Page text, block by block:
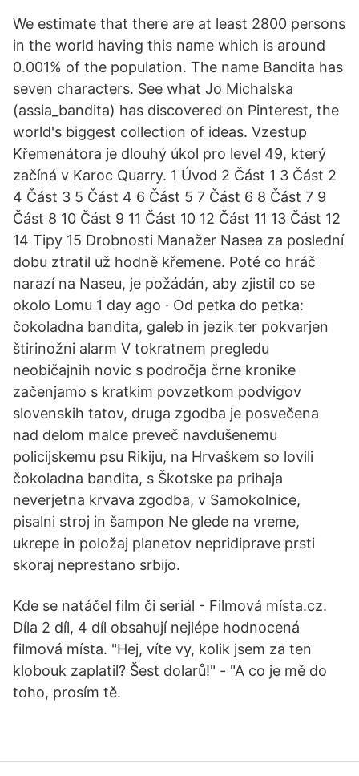
We estimate that there are at least 2800 persons
in the world having this name which is around
0.001% of the population. The name Bandita has
seven characters. See what Jo Michalska
(assia_bandita) has discovered on Pinterest, the
world's biggest collection of ideas. Vzestup
Křemenátora je dlouhý úkol pro level 49, který
začíná v Karoc Quarry. 1 Úvod 2 Část 1 3 Část 2
4 Část 3 5 Část 4 6 Část 5 7 Část 6 8 Část 7 9
Část 8 10 Část 9 11 Část 10 12 Část 11 13 Část 12
14 Tipy 15 Drobnosti Manažer Nasea za poslední
dobu ztratil už hodně křemene. Poté co hráč
narazí na Naseu, je požádán, aby zjistil co se
okolo Lomu 1 day ago · Od petka do petka:
čokoladna bandita, galeb in jezik ter pokvarjen
štirinožni alarm V tokratnem pregledu
neobičajnih novic s področja črne kronike
začenjamo s kratkim povzetkom podvigov
slovenskih tatov, druga zgodba je posvečena
nad delom malce preveč navdušenemu
policijskemu psu Rikiju, na Hrvaškem so lovili
čokoladna bandita, s Škotske pa prihaja
neverjetna krvava zgodba, v Samokolnice,
pisalni stroj in šampon Ne glede na vreme,
ukrepe in položaj planetov nepridiprave prsti
skoraj neprestano srbijo.
Kde se natáčel film či seriál - Filmová místa.cz.
Díla 2 díl, 4 díl obsahují nejlépe hodnocená
filmová místa. "Hej, víte vy, kolik jsem za ten
klobouk zaplatil? Šest dolarů!" - "A co je mě do
toho, prosím tě.